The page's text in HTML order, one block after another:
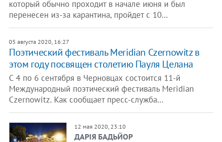
который обычно проходит в начале июня и был
перенесен из-за карантина, пройдет с 10…
05 августа 2020, 16:27
Поэтический фестиваль Meridian Czernowitz в
этом году посвящен столетию Пауля Целана
С 4 по 6 сентября в Черновцах состоится 11-й
Международный поэтический фестиваль Meridian
Czernowitz. Как сообщает пресс-служба…
12 мая 2020, 23:10
ДАРІЯ БАДЬЙОР